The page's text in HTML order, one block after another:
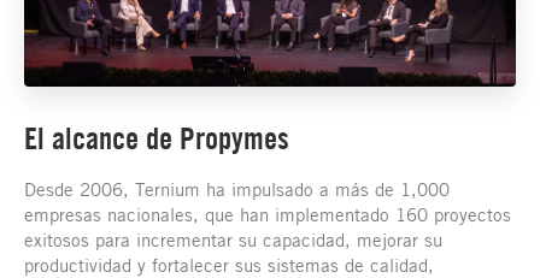
El alcance de Propymes
Desde 2006, Ternium ha impulsado a más de 1,000
empresas nacionales, que han implementado 160 proyectos
exitosos para incrementar su capacidad, mejorar su
productividad y fortalecer sus sistemas de calidad,